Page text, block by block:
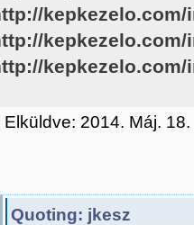
kepkezelo.com/
Elküldve: 2014. Máj.
Quoting: jkesz